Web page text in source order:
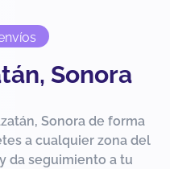
Sonora
Sonora de forma
a cualquier zona del
da seguimiento a tu